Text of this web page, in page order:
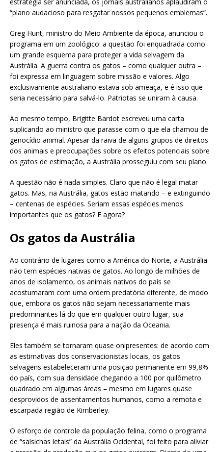
estratégia ser anunciada, os jornais australianos aplaudiram o
“plano audacioso para resgatar nossos pequenos emblemas”.
Greg Hunt, ministro do Meio Ambiente da época, anunciou o
programa em um zoológico: a questão foi enquadrada como
um grande esquema para proteger a vida selvagem da
Austrália. A guerra contra os gatos – como qualquer outra –
foi expressa em linguagem sobre missão e valores. Algo
exclusivamente australiano estava sob ameaça, e é isso que
seria necessário para salvá-lo. Patriotas se uniram à causa.
Ao mesmo tempo, Brigitte Bardot escreveu uma carta
suplicando ao ministro que parasse com o que ela chamou de
genocídio animal. Apesar da raiva de alguns grupos de direitos
dos animais e preocupações sobre os efeitos potenciais sobre
os gatos de estimação, a Austrália prosseguiu com seu plano.
A questão não é nada simples. Claro que não é legal matar
gatos. Mas, na Austrália, gatos estão matando – e extinguindo
– centenas de espécies. Seriam essas espécies menos
importantes que os gatos? E agora?
Os gatos da Austrália
Ao contrário de lugares como a América do Norte, a Austrália
não tem espécies nativas de gatos. Ao longo de milhões de
anos de isolamento, os animais nativos do país se
acostumaram com uma ordem predatória diferente, de modo
que, embora os gatos não sejam necessariamente mais
predominantes lá do que em qualquer outro lugar, sua
presença é mais ruinosa para a nação da Oceania.
Eles também se tornaram quase onipresentes: de acordo com
as estimativas dos conservacionistas locais, os gatos
selvagens estabeleceram uma posição permanente em 99,8%
do país, com sua densidade chegando a 100 por quilômetro
quadrado em algumas áreas – mesmo em lugares quase
desprovidos de assentamentos humanos, como a remota e
escarpada região de Kimberley.
O esforço de controle da população felina, como o programa
de “salsichas letais” da Austrália Ocidental, foi feito para aliviar